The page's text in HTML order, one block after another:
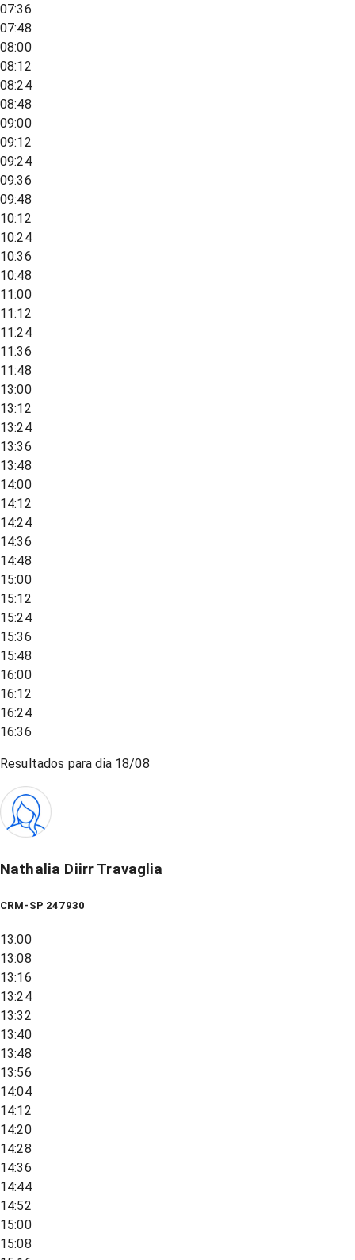
07:36
07:48
08:00
08:12
08:24
08:48
09:00
09:12
09:24
09:36
09:48
10:12
10:24
10:36
10:48
11:00
11:12
11:24
11:36
11:48
13:00
13:12
13:24
13:36
13:48
14:00
14:12
14:24
14:36
14:48
15:00
15:12
15:24
15:36
15:48
16:00
16:12
16:24
16:36
Resultados para dia 18/08
Nathalia Diirr Travaglia
CRM-SP 247930
13:00
13:08
13:16
13:24
13:32
13:40
13:48
13:56
14:04
14:12
14:20
14:28
14:36
14:44
14:52
15:00
15:08